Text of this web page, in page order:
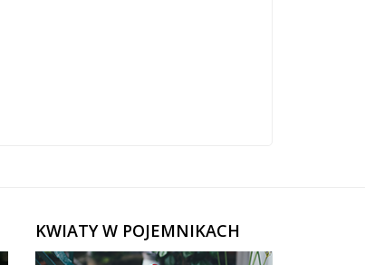
KWIATY W POJEMNIKACH